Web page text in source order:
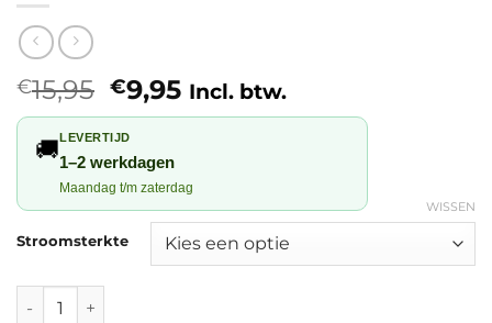
€15,95 Oorspronkelijke
prijs
was:
€15,95.
€9,95Huidige
prijs
Incl. btw.
🚚 LEVERTIJD
1–2 werkdagen
Maandag t/m zaterdag
Stroomsterkte
WISSEN
Slimme Wifi inbouwschakelaar | Smart Switch aantal